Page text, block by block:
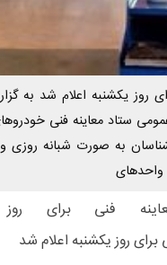
روز یکشنبه اعلام شد به
به صورت شبانه روزی
واحدهای
فنی برای